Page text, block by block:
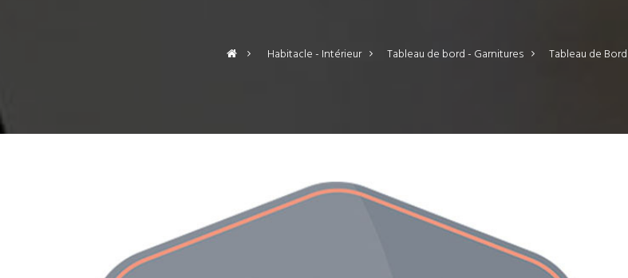
> Habitacle - Intérieur > Tableau de bord - Garnitures > Tableau de Bord